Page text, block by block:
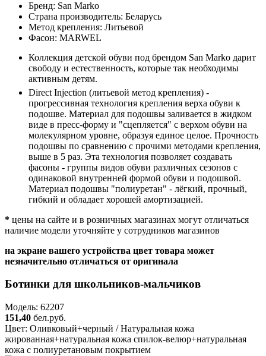
Бренд: San Marko
Страна производитель: Беларусь
Метод крепления: Литьевой
Фасон: MARWEL
Коллекция детской обуви под брендом San Marko дарит
свободу и естественность, которые так необходимы
активным детям.
Direct Injection (литьевой метод крепления) -
прогрессивная технология крепления верха обуви к
подошве. Материал для подошвы заливается в жидком
виде в пресс-форму и "сцепляется" с верхом обуви на
молекулярном уровне, образуя единое целое. Прочность
подошвы по сравнению с прочими методами крепления,
выше в 5 раз. Эта технология позволяет создавать
фасоны - группы видов обуви различных сезонов с
одинаковой внутренней формой обуви и подошвой.
Материал подошвы "полиуретан" - лёгкий, прочный,
гибкий и обладает хорошей амортизацией.
* цены на сайте и в розничных магазинах могут отличаться
наличие модели уточняйте у сотрудников магазинов
на экране вашего устройства цвет товара может
незначительно отличаться от оригинала
Ботинки для школьников-мальчиков
Модель: 62207
151,40 бел.руб.
Цвет: Оливковый+черный / Натуральная кожа
жированная+натуральная кожа спилок-велюр+натуральная
кожа с полиуретановым покрытием